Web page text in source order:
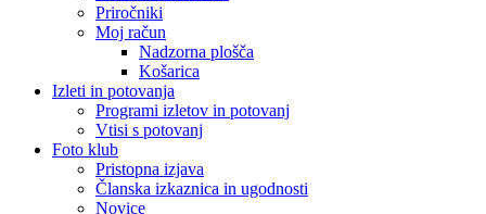
Priročniki
Moj račun
Nadzorna plošča
Košarica
Izleti in potovanja
Programi izletov in potovanj
Vtisi s potovanj
Foto klub
Pristopna izjava
Članska izkaznica in ugodnosti
Novice